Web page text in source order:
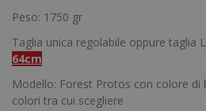
Peso: 1750 gr
Taglia unica regolabile oppure taglia
64cm
Modello: Forest Protos con colore di
colori tra cui scegliere